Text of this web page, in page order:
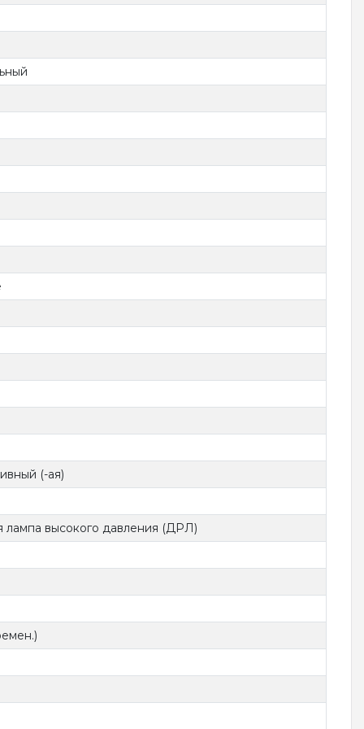
(-ая)
лампа высокого давления (ДРЛ)